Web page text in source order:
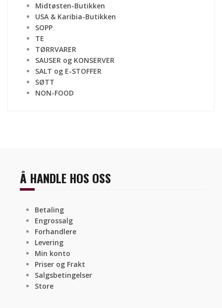
Midtøsten-Butikken
USA & Karibia-Butikken
SOPP
TE
TØRRVARER
SAUSER og KONSERVER
SALT og E-STOFFER
SØTT
NON-FOOD
Å HANDLE HOS OSS
Betaling
Engrossalg
Forhandlere
Levering
Min konto
Priser og Frakt
Salgsbetingelser
Store